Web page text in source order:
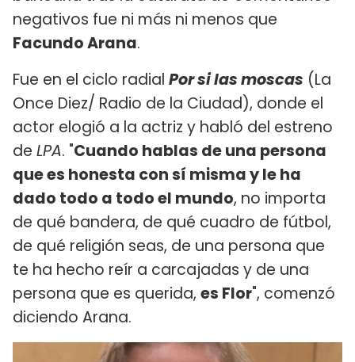
negativos fue ni más ni menos que
Facundo Arana.
Fue en el ciclo radial Por si las moscas (La
Once Diez/ Radio de la Ciudad), donde el
actor elogió a la actriz y habló del estreno
de LPA. "Cuando hablas de una persona
que es honesta con sí misma y le ha
dado todo a todo el mundo, no importa
de qué bandera, de qué cuadro de fútbol,
de qué religión seas, de una persona que
te ha hecho reír a carcajadas y de una
persona que es querida, es Flor", comenzó
diciendo Arana.